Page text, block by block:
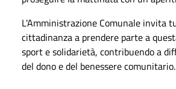
L'Amministrazione Comunale invita
cittadinanza a prendere parte a
sport e solidarietà, contribuendo a
del dono e del benessere comunitario.